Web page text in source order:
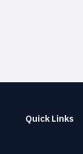
Quick Links